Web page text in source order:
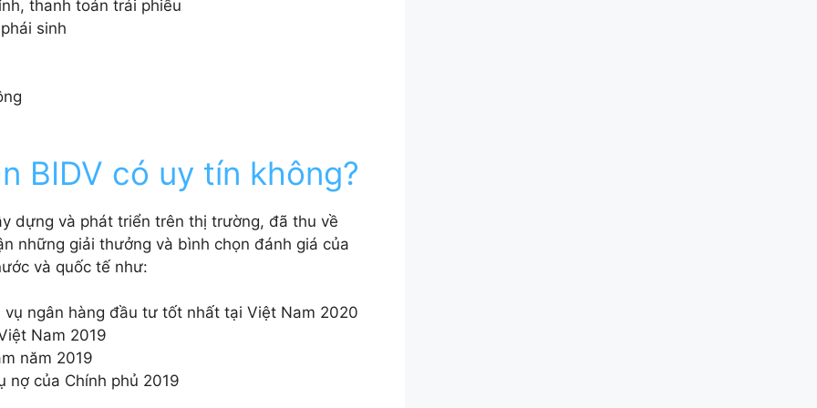
thanh toán trái phiếu
sinh
BIDV có uy tín không?
dựng và phát triển trên thị trường, đã thu về
những giải thưởng và bình chọn đánh giá của
và quốc tế như:
ngân hàng đầu tư tốt nhất tại Việt Nam 2020
Nam 2019
năm 2019
nợ của Chính phủ 2019